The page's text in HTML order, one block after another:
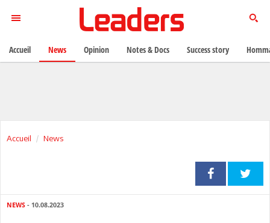
Accueil News
NEWS - 10.08.2023
Accueil News Opinion Notes & Docs Success story